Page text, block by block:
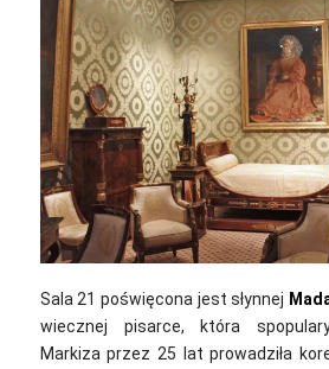
Sala 21 poświęcona jest słynnej
wiecznej pisarce, która
Markiza przez 25 lat prowadziła